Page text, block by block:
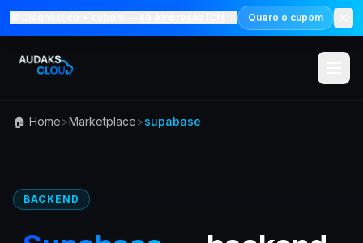
só empresas (CNPJ) Quero o cupom
🏠 Home>Marketplace>supabase
BACKEND